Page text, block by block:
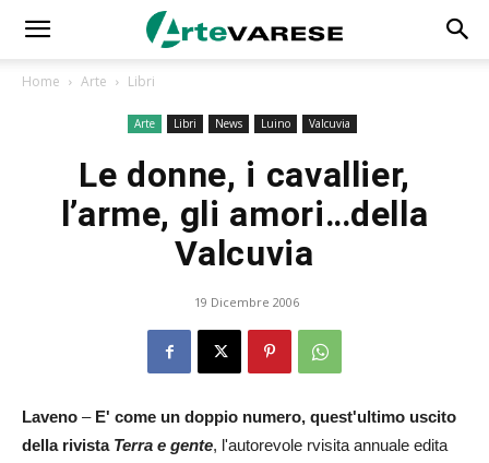
Home Arte Libri
Arte Libri News Luino Valcuvia
Le donne, i cavallier,
l’arme, gli amori…della
Valcuvia
19 Dicembre 2006
Laveno –E' come un doppio numero, quest'ultimo uscito
della rivista Terra e gente, l'autorevole rvisita annuale edita